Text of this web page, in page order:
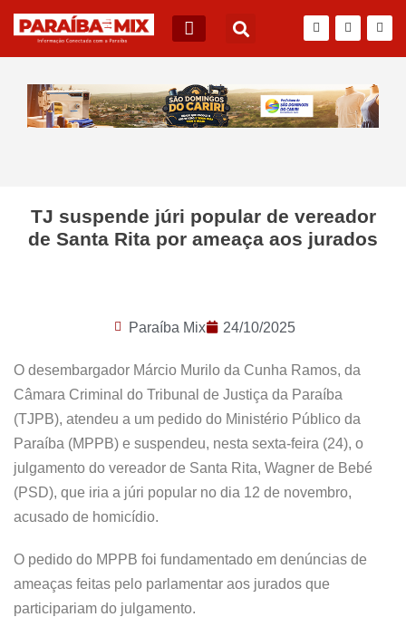
TJ suspende júri popular de vereador
de Santa Rita por ameaça aos jurados
Paraíba Mix 24/10/2025
O desembargador Márcio Murilo da Cunha Ramos, da
Câmara Criminal do Tribunal de Justiça da Paraíba
(TJPB), atendeu a um pedido do Ministério Público da
Paraíba (MPPB) e suspendeu, nesta sexta-feira (24), o
julgamento do vereador de Santa Rita, Wagner de Bebé
(PSD), que iria a júri popular no dia 12 de novembro,
acusado de homicídio.
O pedido do MPPB foi fundamentado em denúncias de
ameaças feitas pelo parlamentar aos jurados que
participariam do julgamento.